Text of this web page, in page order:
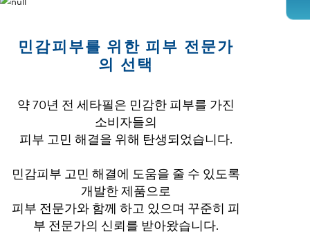
민감피부를 위한 피부 전문가
의 선택
약 70년 전 세타필은 민감한 피부를 가진
소비자들의
피부 고민 해결을 위해 탄생되었습니다.
민감피부 고민 해결에 도움을 줄 수 있도록
개발한 제품으로
피부 전문가와 함께 하고 있으며 꾸준히 피
부 전문가의 신뢰를 받아왔습니다.